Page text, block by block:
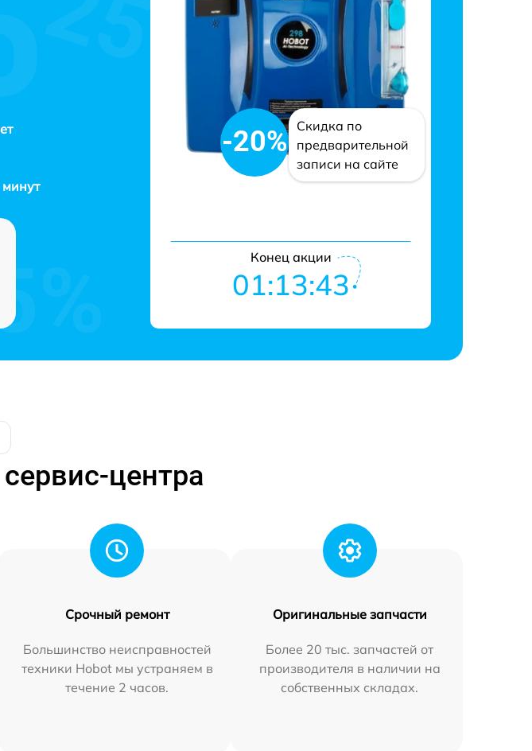
-20%
Скидка по
предварительной
записи на сайте
Конец акции
01:13:42
центра
Срочный ремонт
Большинство неисправностей
техники Hobot мы устраняем в
течение 2 часов.
Оригинальные запчасти
Более 20 тыс. запчастей от
производителя в наличии на
собственных складах.